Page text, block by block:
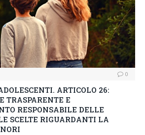
0
ARTICOLO 26:
TRASPARENTE E
RESPONSABILE DELLE
SCELTE RIGUARDANTI LA